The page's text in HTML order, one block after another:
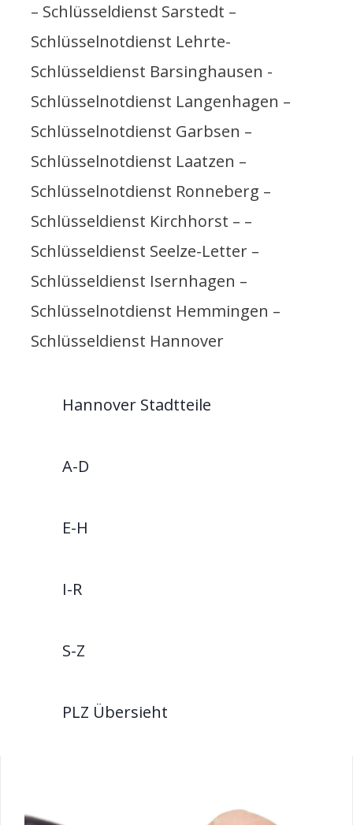
– Schlüsseldienst Sarstedt –
Schlüsselnotdienst Lehrte-
Schlüsseldienst Barsinghausen -
Schlüsselnotdienst Langenhagen –
Schlüsselnotdienst Garbsen –
Schlüsselnotdienst Laatzen –
Schlüsselnotdienst Ronneberg –
Schlüsseldienst Kirchhorst – –
Schlüsseldienst Seelze-Letter –
Schlüsseldienst Isernhagen –
Schlüsselnotdienst Hemmingen –
Schlüsseldienst Hannover
Hannover Stadtteile
A-D
E-H
I-R
S-Z
PLZ Übersieht